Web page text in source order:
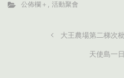
公佈欄＋ , 活動聚會
大王農場第二梯次
天使島一